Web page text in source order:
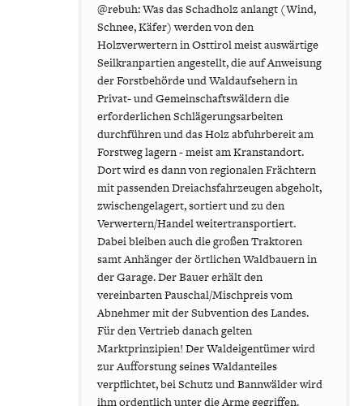
@rebuh: Was das Schadholz anlangt (Wind,
Schnee, Käfer) werden von den
Holzverwertern in Osttirol meist auswärtige
Seilkranpartien angestellt, die auf Anweisung
der Forstbehörde und Waldaufsehern in
Privat- und Gemeinschaftswäldern die
erforderlichen Schlägerungsarbeiten
durchführen und das Holz abfuhrbereit am
Forstweg lagern - meist am Kranstandort.
Dort wird es dann von regionalen Frächtern
mit passenden Dreiachsfahrzeugen abgeholt,
zwischengelagert, sortiert und zu den
Verwertern/Handel weitertransportiert.
Dabei bleiben auch die großen Traktoren
samt Anhänger der örtlichen Waldbauern in
der Garage. Der Bauer erhält den
vereinbarten Pauschal/Mischpreis vom
Abnehmer mit der Subvention des Landes.
Für den Vertrieb danach gelten
Marktprinzipien! Der Waldeigentümer wird
zur Aufforstung seines Waldanteiles
verpflichtet, bei Schutz und Bannwälder wird
ihm ordentlich unter die Arme gegriffen.